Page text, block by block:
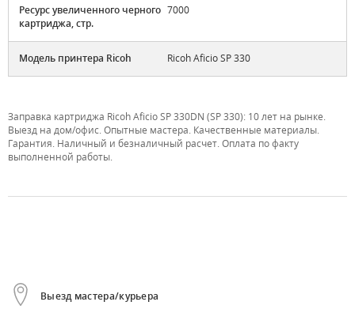
Ресурс увеличенного черного
картриджа, стр.
7000
Модель принтера Ricoh Ricoh Aficio SP 330
Заправка картриджа Ricoh Aficio SP 330DN (SP 330): 10 лет на рынке.
Выезд на дом/офис. Опытные мастера. Качественные материалы.
Гарантия. Наличный и безналичный расчет. Оплата по факту
выполненной работы.
Выезд мастера/курьера